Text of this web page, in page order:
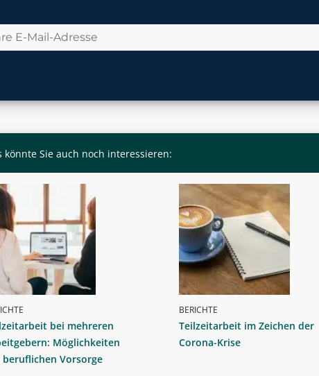
könnte Sie auch noch interessieren:
bei mehreren
Möglichkeiten
beruflichen Vorsorge
BERICHTE
Teilzeitarbeit im Zeichen der
Corona-Krise